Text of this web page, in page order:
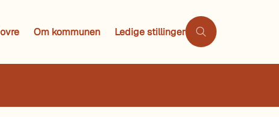
Om kommunen Ledige stillinger